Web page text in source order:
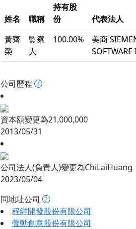
姓名 職稱
持有股
份
代表法人
黃齊
榮
監察
人
100.00%
美商
SOFTWARE
公司歷程
資本額變更為21,000,000
2013/05/31
公司法人(負責人)變更為ChiLaiHuang
2023/05/04
同地址公司
程絴開發股份有限公司
聲動創意股份有限公司